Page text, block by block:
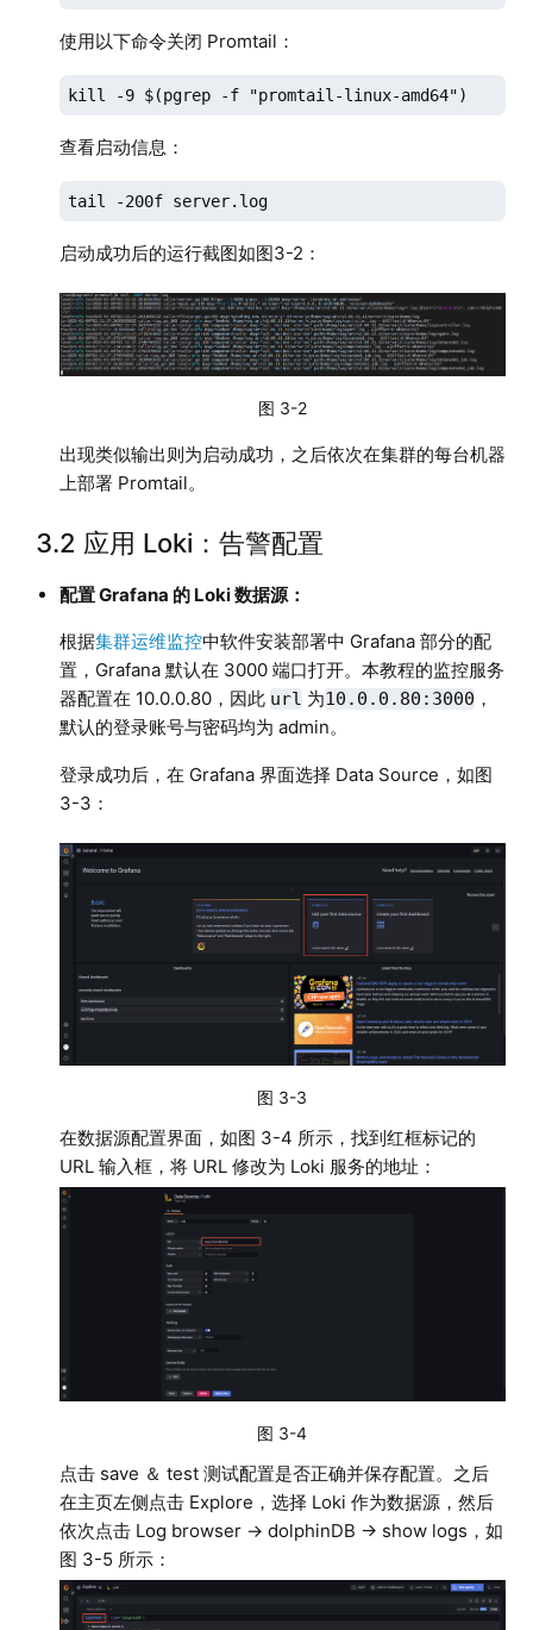
      - output:
      - limit:
burst: 10       # 短时间内最多允许采集 10
使用以下命令关闭 Promtail：
kill -9 $(pgrep -f "promtail-linux-amd64")
查看启动信息：
tail -200f server.log
启动成功后的运行截图如图3-2：
图 3-2
出现类似输出则为启动成功，之后依次在集群的每台机器
上部署 Promtail。
3.2 应用 Loki：告警配置
配置 Grafana 的 Loki 数据源：
根据集群运维监控中软件安装部署中 Grafana 部分的配
置，Grafana 默认在 3000 端口打开。本教程的监控服务
器配置在 10.0.0.80，因此 url 为10.0.0.80:3000 ，
默认的登录账号与密码均为 admin。
登录成功后，在 Grafana 界面选择 Data Source，如图
3-3：
图 3-3
在数据源配置界面，如图 3-4 所示，找到红框标记的
URL 输入框，将 URL 修改为 Loki 服务的地址：
图 3-4
点击 save ＆ test 测试配置是否正确并保存配置。之后
在主页左侧点击 Explore，选择 Loki 作为数据源，然后
依次点击 Log browser → dolphinDB → show logs，如
图 3-5 所示：